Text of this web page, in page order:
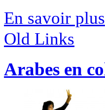
En savoir plus
Old Links
Arabes en